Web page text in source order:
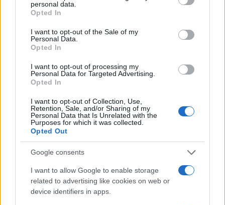
grant or deny consent to Google and its third-party tags to
use your data for below specified purposes in below Google
consent section.
personal data.
Opted In
I want to opt-out of the Sale of my
Personal Data.
Opted In
I want to opt-out of processing my
Personal Data for Targeted Advertising.
Opted In
I want to opt-out of Collection, Use,
Retention, Sale, and/or Sharing of my
Personal Data that Is Unrelated with the
Purposes for which it was collected.
Opted Out
Google consents
I want to allow Google to enable storage
related to advertising like cookies on web or
device identifiers in apps.
19/07/2019 - 12:33
Ανησυχία για την υπογραφή νέων
συμβάσεων εργασίας στην Alter Ego ΑΕ
Αναταραχή στα μέσα του Βαγγέλη